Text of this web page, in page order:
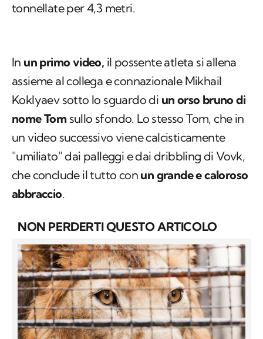
tonnellate per 4,3 metri.
In un primo video, il possente atleta si allena
assieme al collega e connazionale Mikhail
Koklyaev sotto lo sguardo di un orso bruno di
nome Tom sullo sfondo. Lo stesso Tom, che in
un video successivo viene calcisticamente
"umiliato" dai palleggi e dai dribbling di Vovk,
che conclude il tutto con un grande e caloroso
abbraccio.
NON PERDERTI QUESTO ARTICOLO